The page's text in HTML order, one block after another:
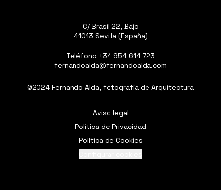
C/ Brasil 22, Bajo
41013 Sevilla (España)
Teléfono +34 954 614 723
fernandoalda@fernandoalda.com
©2024 Fernando Alda, fotografía de Arquitectura
Aviso legal
Política de Privacidad
Política de Cookies